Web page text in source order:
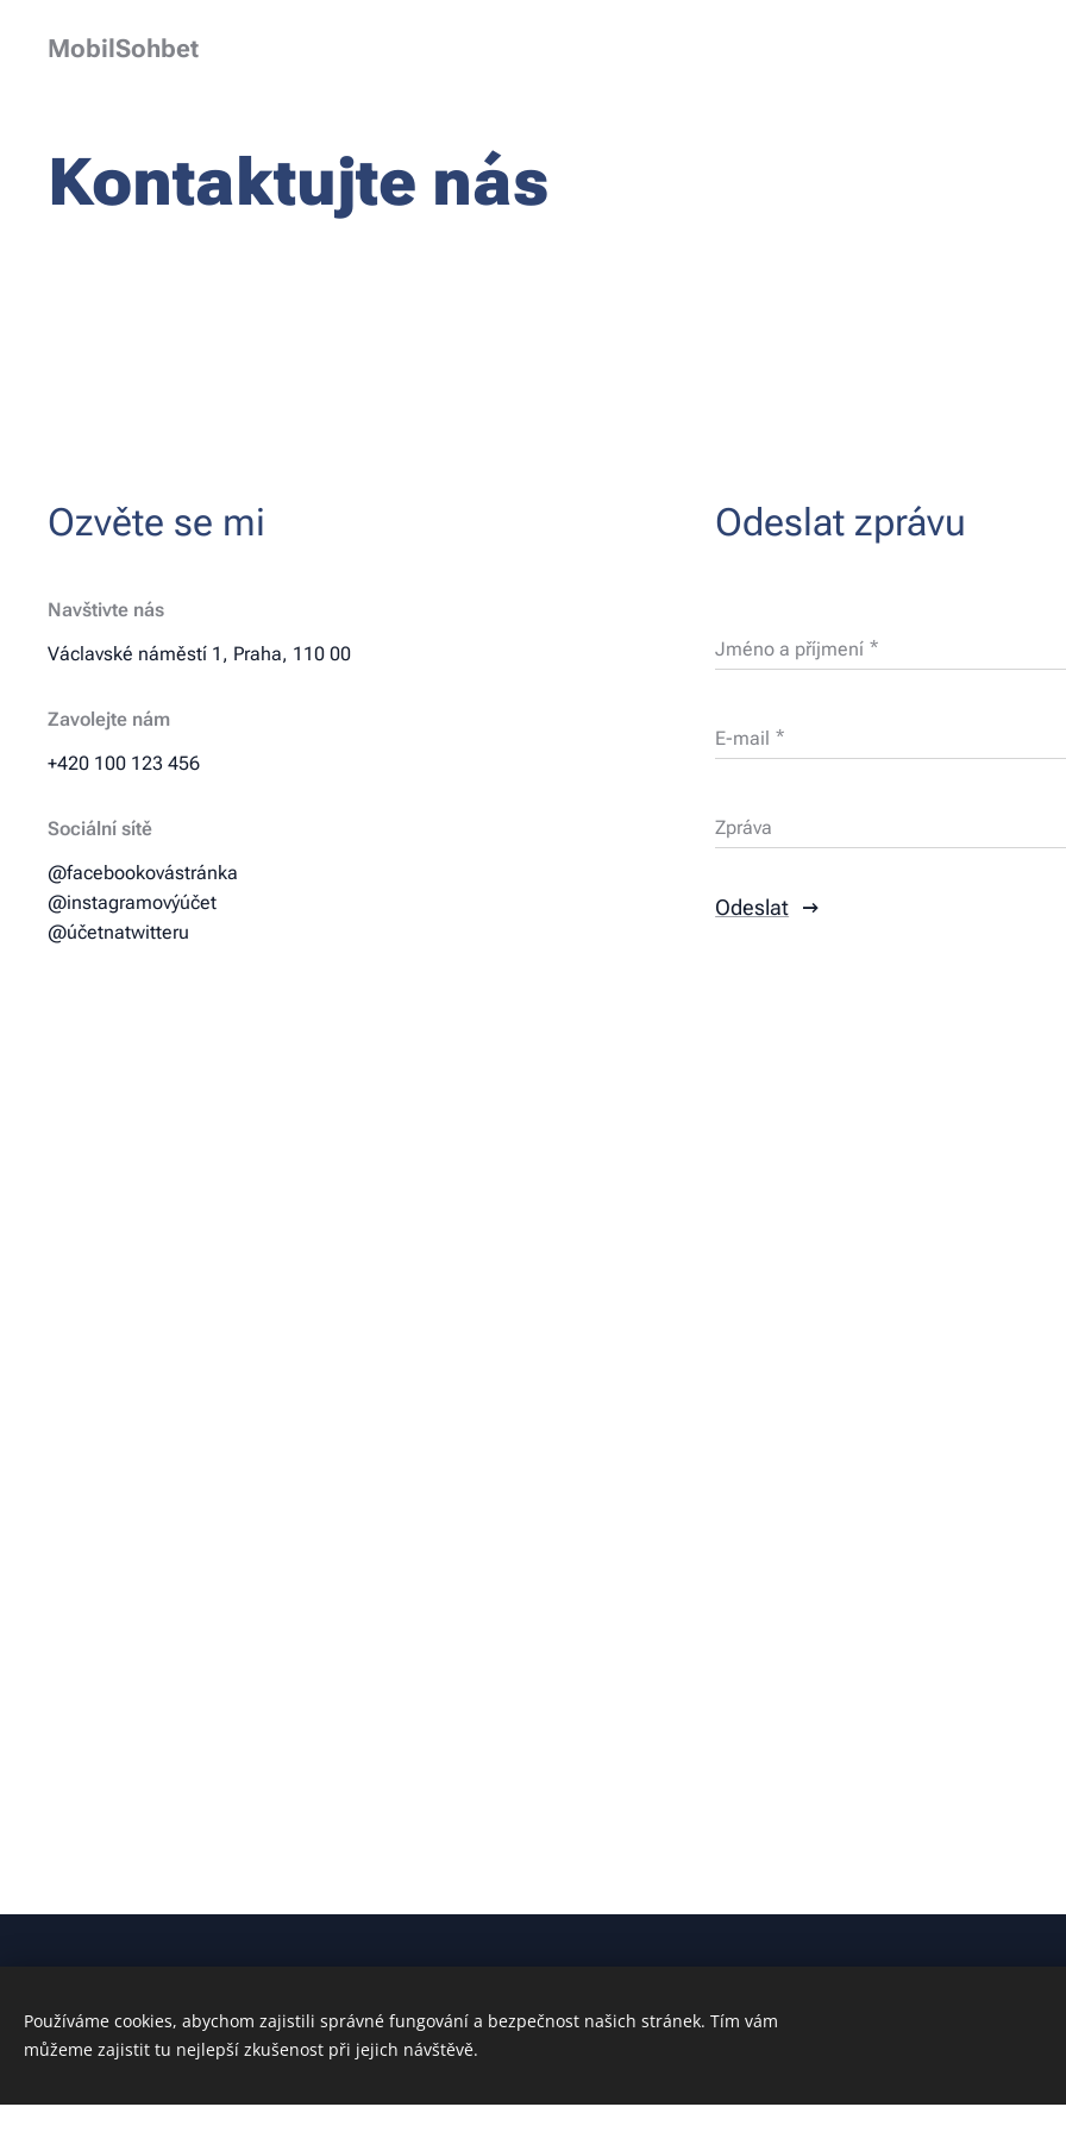
MobilSohbet
Kontaktujte nás
Ozvěte se mi
Navštivte nás
Václavské náměstí 1, Praha, 110 00
Zavolejte nám
+420 100 123 456
Sociální sítě
@facebookovástránka
@instagramovýúčet
@účetnatwitteru
Odeslat zprávu
Jméno a příjmení
E-mail
Zpráva
Odeslat
Dost Siteler:Tutkulu Sohbet-TutkuluChat-Canlı Chat
Používáme cookies, abychom zajistili správné fungování a bezpečnost našich stránek. Tím vám
můžeme zajistit tu nejlepší zkušenost při jejich návštěvě.